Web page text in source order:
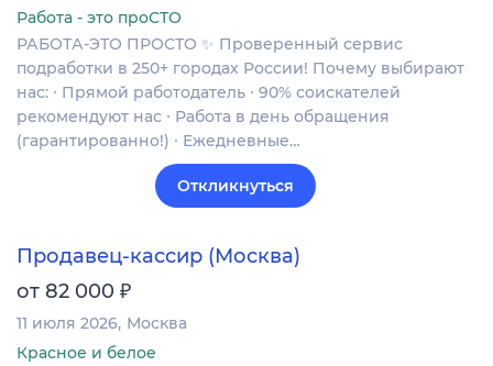
Работа - это проСТО
РАБОТА-ЭТО ПРОСТО ✨ Проверенный сервис
подработки в 250+ городах России! Почему выбирают
нас: ∙ Прямой работодатель ∙ 90% соискателей
рекомендуют нас ∙ Работа в день обращения
(гарантированно!) ∙ Ежедневные…
Откликнуться
Продавец-кассир (Москва)
от 82 000 ₽
11 июля 2026 Москва
Красное и белое